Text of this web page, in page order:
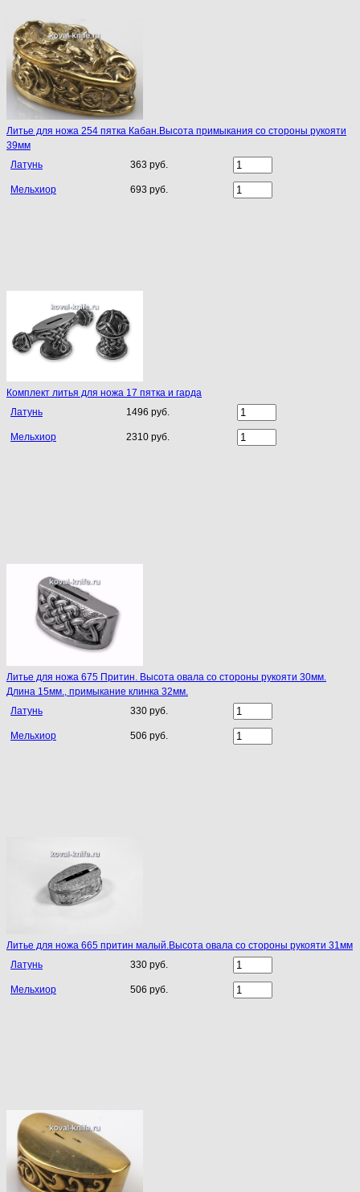
Литье для ножа 254 пятка Кабан.Высота примыкания со стороны рукояти
39мм
Латунь
363 руб.
Мельхиор 693 руб.
Комплект литья для ножа 17 пятка и гарда
Латунь
1496 руб.
Мельхиор 2310 руб.
Литье для ножа 675 Притин. Высота овала со стороны рукояти 30мм.
Длина 15мм., примыкание клинка 32мм.
Латунь
330 руб.
Мельхиор 506 руб.
Литье для ножа 665 притин малый.Высота овала со стороны рукояти 31мм
Латунь
330 руб.
Мельхиор 506 руб.